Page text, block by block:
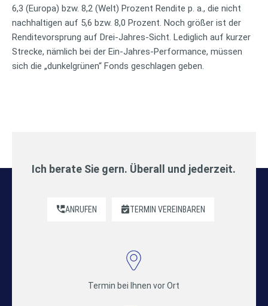
6,3 (Europa) bzw. 8,2 (Welt) Prozent Rendite p. a., die nicht
nachhaltigen auf 5,6 bzw. 8,0 Prozent. Noch größer ist der
Renditevorsprung auf Drei-Jahres-Sicht. Lediglich auf kurzer
Strecke, nämlich bei der Ein-Jahres-Performance, müssen
sich die „dunkelgrünen“ Fonds geschlagen geben.
Ich berate Sie gern. Überall und jederzeit.
ANRUFEN TERMIN VEREINBAREN
Termin bei Ihnen vor Ort